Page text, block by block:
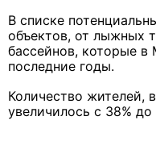
В списке
объектов, от лыжных
бассейнов, которые в
последние годы.
Количество жителей,
увеличилось с 38%